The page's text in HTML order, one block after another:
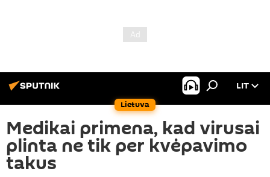
Lietuva
LIT
Medikai primena, kad virusai
plinta ne tik per kvėpavimo
takus